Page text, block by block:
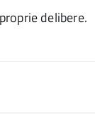
delibere.